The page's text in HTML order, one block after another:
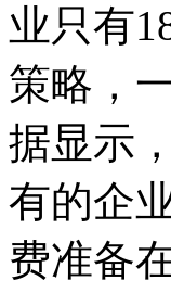
业只有
策略，
据显示
有的企
费准备